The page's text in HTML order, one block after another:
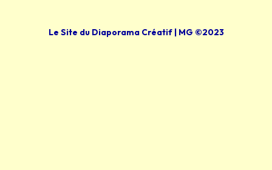
Le Site du Diaporama Créatif | MG ©2023